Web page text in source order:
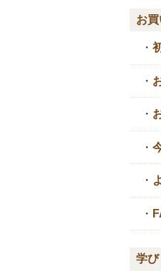
お
・
・
・
・
・
・
学び